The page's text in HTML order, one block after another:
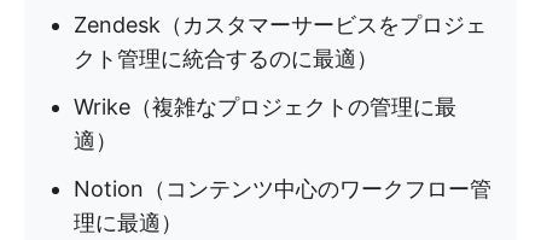
Zendesk（カスタマーサービスをプロジェ
クト管理に統合するのに最適）
Wrike（複雑なプロジェクトの管理に最
適）
Notion（コンテンツ中心のワークフロー管
理に最適）